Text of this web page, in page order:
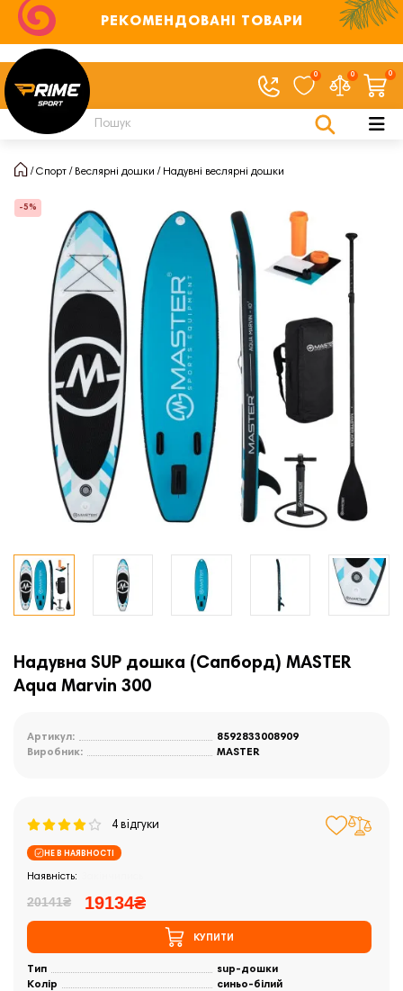
РЕКОМЕНДОВАНІ ТОВАРИ
0 0 0
Спорт Веслярні дошки Надувні веслярні дошки
-5%
Надувна SUP дошка (Сапборд) MASTER
Aqua Marvin 300
Артикул:
8592833008909
Виробник:
MASTER
4 відгуки
НЕ В НАЯВНОСТІ
20141₴ 19134₴
КУПИТИ
Тип
sup-дошки
Колір
синьо-білий